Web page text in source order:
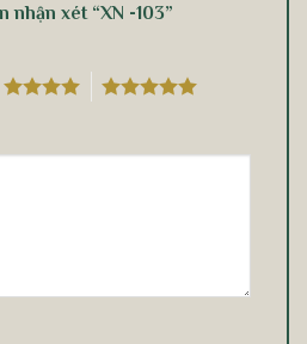
xét “XN -103”
4 5